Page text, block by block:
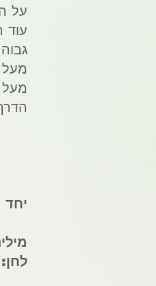
על
עוד
גבוה
מעל
מעל
יחד
לחן: